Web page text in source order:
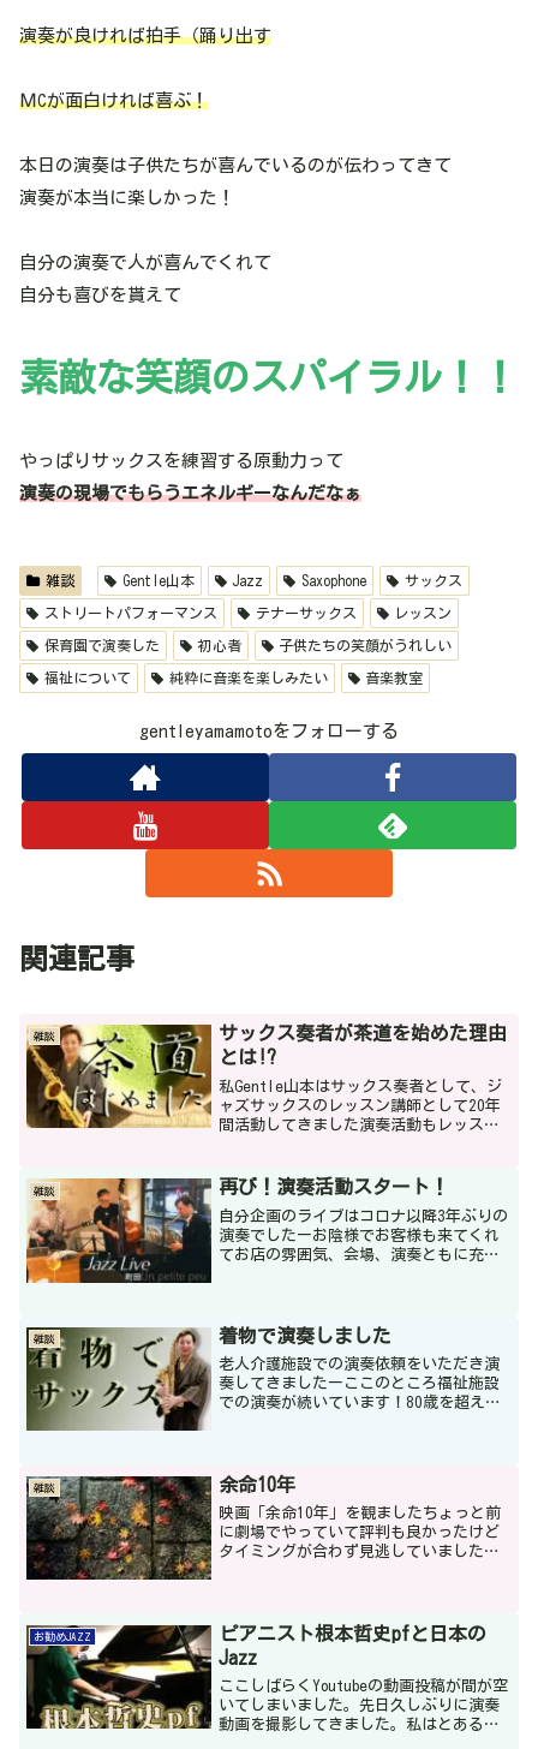
演奏が良ければ拍手（踊り出す
ＭCが面白ければ喜ぶ！
本日の演奏は子供たちが喜んでいるのが伝わってきて
演奏が本当に楽しかった！
自分の演奏で人が喜んでくれて
自分も喜びを貰えて
素敵な笑顔のスパイラル！！
やっぱりサックスを練習する原動力って
演奏の現場でもらうエネルギーなんだなぁ
雑談 Gentle山本 Jazz Saxophone サックス
ストリートパフォーマンス テナーサックス レッスン
保育園で演奏した 初心者 子供たちの笑顔がうれしい
福祉について 純粋に音楽を楽しみたい 音楽教室
gentleyamamotoをフォローする
関連記事
雑談
サックス奏者が茶道を始めた理由
とは!?
私Gentle山本はサックス奏者として、ジ
ャズサックスのレッスン講師として20年
間活動してきました演奏活動もレッスン
いますここ最近はお着物を着て介護施設
などで演奏する機...
雑談 再び！演奏活動スタート！
自分企画のライブはコロナ以降3年ぶりの
演奏でしたーお陰様でお客様も来てくれ
てお店の雰囲気、会場、演奏ともに充実
していこう！...
雑談 着物で演奏しました
老人介護施設での演奏依頼をいただき演
奏してきましたーここのところ福祉施設
での演奏が続いています！80歳を超えた
楽しかったよー」とＧe...
雑談 余命10年
映画「余命10年」を観ましたちょっと前
に劇場でやっていて評判も良かったけど
タイミングが合わず見逃していましたヒ
は生きることそのもの「...
お勧めJAZZ
ピアニスト根本哲史pfと日本の
Jazz
ここしばらくYoutubeの動画投稿が間が空
いてしまいました。先日久しぶりに演奏
動画を撮影してきました。私はとある大